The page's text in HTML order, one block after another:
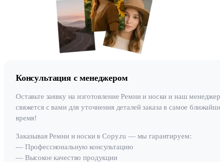
Консультация с менеджером
Оставьте заявку на изготовление Ремни и носки и наш
свяжется с вами для уточнения деталей заказа в самое
время!
Заказывая Ремни и носки в Copy.ru — мы гарантируем:
— Профессиональную консультацию
— Высокое качество продукции